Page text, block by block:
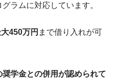
ラムに対応しています。
450万円 まで借り入れが可
奨学金との併用が認められて